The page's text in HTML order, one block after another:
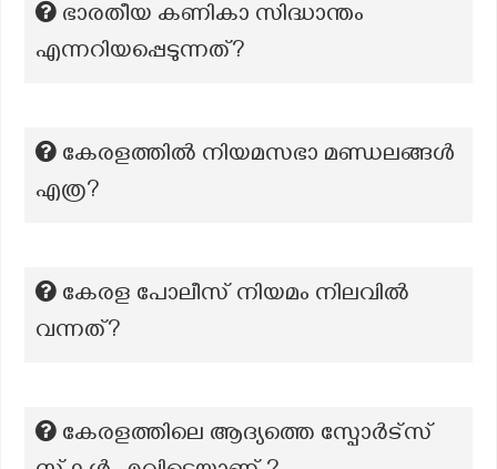
ഭാരതീയ കണികാ സിദ്ധാന്തം
എന്നറിയപ്പെടുന്നത്?
കേരളത്തിൽ നിയമസഭാ മണ്ഡലങ്ങൾ
എത്ര?
കേരള പോലീസ് നിയമം നിലവില്‍
വന്നത്?
കേരളത്തിലെ ആദ്യത്തെ സ്പോർട്സ്